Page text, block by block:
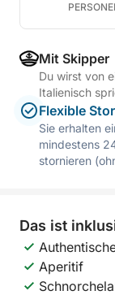
Mit Skipper
Du wirst von
Italienisch
Flexible
Sie erhalten
mindestens
stornieren
Das ist
Aperitif